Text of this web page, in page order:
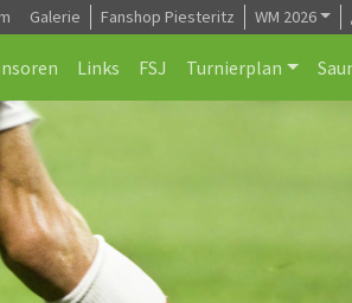
Galerie Fanshop Piesteritz WM 2026
Links FSJ Turnierplan